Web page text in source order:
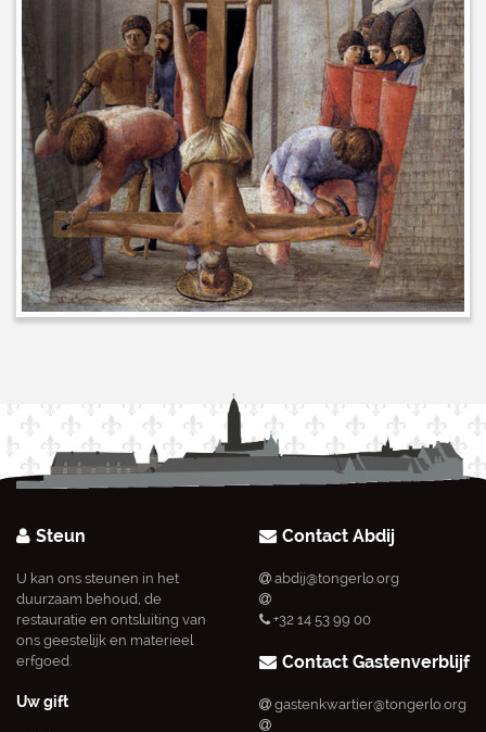
Steun
U kan ons steunen in het
duurzaam behoud, de
restauratie en ontsluiting van
ons geestelijk en materieel
erfgoed.
Uw gift
Contact Abdij
abdij@tongerlo.org
+32 14 53 99 00
Contact Gastenverblijf
gastenkwartier@tongerlo.org